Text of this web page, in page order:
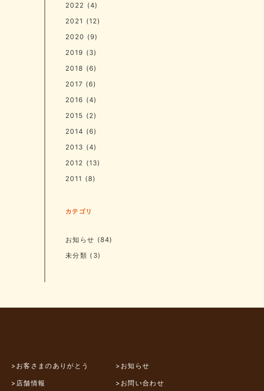
2022 (4)
2021 (12)
2020 (9)
2019 (3)
2018 (6)
2017 (6)
2016 (4)
2015 (2)
2014 (6)
2013 (4)
2012 (13)
2011 (8)
カテゴリ
お知らせ (84)
未分類 (3)
>お客さまのありがとう
>店舗情報
>お知らせ
>お問い合わせ